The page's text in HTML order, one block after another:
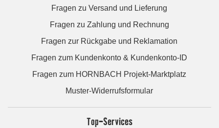
Fragen zu Versand und Lieferung
Fragen zu Zahlung und Rechnung
Fragen zur Rückgabe und Reklamation
Fragen zum Kundenkonto & Kundenkonto-ID
Fragen zum HORNBACH Projekt-Marktplatz
Muster-Widerrufsformular
Top-Services